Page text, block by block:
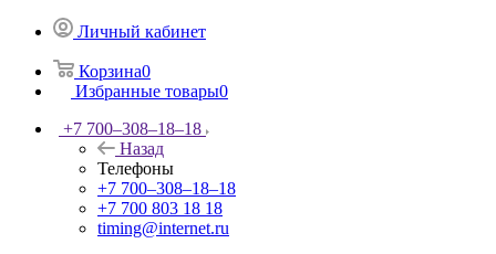
Личный кабинет
Корзина0
Избранные товары0
+7 700‒308‒18‒18
Назад
Телефоны
+7 700‒308‒18‒18
+7 700 803 18 18
timing@internet.ru